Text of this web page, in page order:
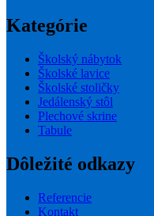
Kategórie
Školský nábytok
Školské lavice
Školské stoličky
Jedálenský stôl
Plechové skrine
Tabule
Dôležité odkazy
Referencie
Kontakt